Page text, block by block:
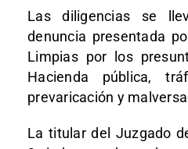
Las diligencias se
denuncia presentada
Limpias por los
Hacienda pública,
prevaricación y
La titular del Juzgado